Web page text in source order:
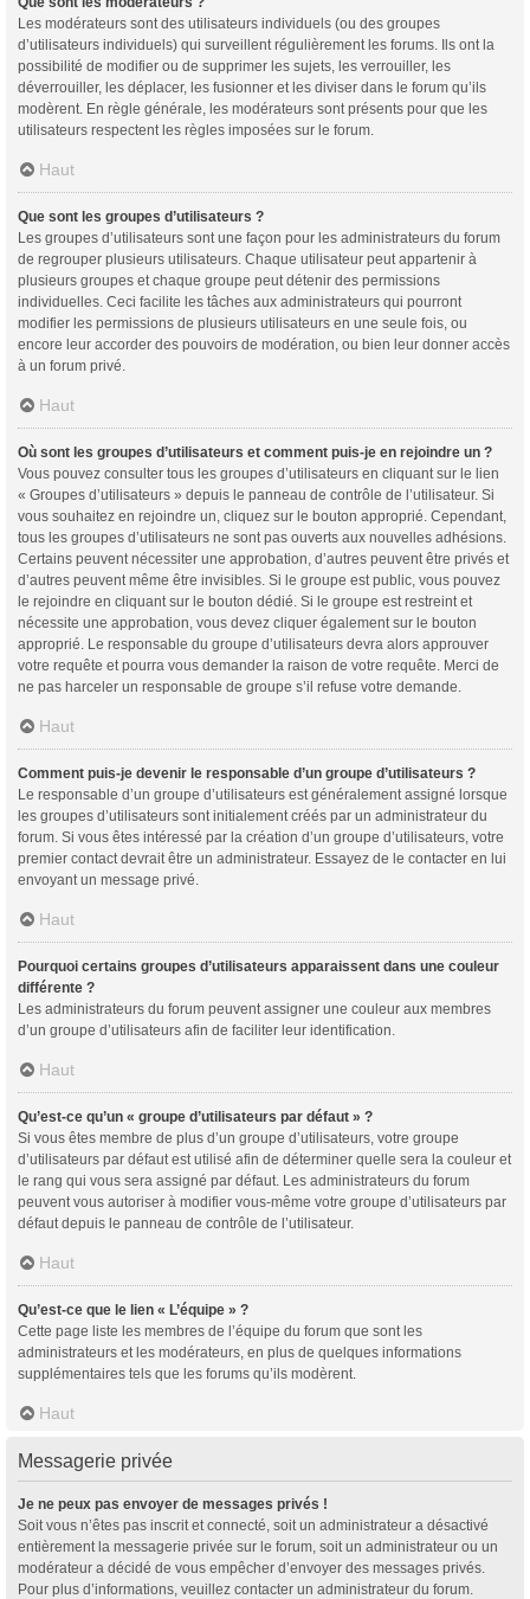
Les modérateurs sont des utilisateurs individuels (ou des groupes
d’utilisateurs individuels) qui surveillent régulièrement les forums. Ils ont la
possibilité de modifier ou de supprimer les sujets, les verrouiller, les
déverrouiller, les déplacer, les fusionner et les diviser dans le forum qu’ils
modèrent. En règle générale, les modérateurs sont présents pour que les
utilisateurs respectent les règles imposées sur le forum.
Haut
Que sont les groupes d’utilisateurs ?
Les groupes d’utilisateurs sont une façon pour les administrateurs du forum
de regrouper plusieurs utilisateurs. Chaque utilisateur peut appartenir à
plusieurs groupes et chaque groupe peut détenir des permissions
individuelles. Ceci facilite les tâches aux administrateurs qui pourront
modifier les permissions de plusieurs utilisateurs en une seule fois, ou
encore leur accorder des pouvoirs de modération, ou bien leur donner accès
à un forum privé.
Haut
Où sont les groupes d’utilisateurs et comment puis-je en rejoindre un ?
Vous pouvez consulter tous les groupes d’utilisateurs en cliquant sur le lien
« Groupes d’utilisateurs » depuis le panneau de contrôle de l’utilisateur. Si
vous souhaitez en rejoindre un, cliquez sur le bouton approprié. Cependant,
tous les groupes d’utilisateurs ne sont pas ouverts aux nouvelles adhésions.
Certains peuvent nécessiter une approbation, d’autres peuvent être privés et
d’autres peuvent même être invisibles. Si le groupe est public, vous pouvez
le rejoindre en cliquant sur le bouton dédié. Si le groupe est restreint et
nécessite une approbation, vous devez cliquer également sur le bouton
approprié. Le responsable du groupe d’utilisateurs devra alors approuver
votre requête et pourra vous demander la raison de votre requête. Merci de
ne pas harceler un responsable de groupe s’il refuse votre demande.
Haut
Comment puis-je devenir le responsable d’un groupe d’utilisateurs ?
Le responsable d’un groupe d’utilisateurs est généralement assigné lorsque
les groupes d’utilisateurs sont initialement créés par un administrateur du
forum. Si vous êtes intéressé par la création d’un groupe d’utilisateurs, votre
premier contact devrait être un administrateur. Essayez de le contacter en lui
envoyant un message privé.
Haut
Pourquoi certains groupes d’utilisateurs apparaissent dans une couleur
différente ?
Les administrateurs du forum peuvent assigner une couleur aux membres
d’un groupe d’utilisateurs afin de faciliter leur identification.
Haut
Qu’est-ce qu’un « groupe d’utilisateurs par défaut » ?
Si vous êtes membre de plus d’un groupe d’utilisateurs, votre groupe
d’utilisateurs par défaut est utilisé afin de déterminer quelle sera la couleur et
le rang qui vous sera assigné par défaut. Les administrateurs du forum
peuvent vous autoriser à modifier vous-même votre groupe d’utilisateurs par
défaut depuis le panneau de contrôle de l’utilisateur.
Haut
Qu’est-ce que le lien « L’équipe » ?
Cette page liste les membres de l’équipe du forum que sont les
administrateurs et les modérateurs, en plus de quelques informations
supplémentaires tels que les forums qu’ils modèrent.
Haut
Messagerie privée
Je ne peux pas envoyer de messages privés !
Soit vous n’êtes pas inscrit et connecté, soit un administrateur a désactivé
entièrement la messagerie privée sur le forum, soit un administrateur ou un
modérateur a décidé de vous empêcher d’envoyer des messages privés.
Pour plus d’informations, veuillez contacter un administrateur du forum.